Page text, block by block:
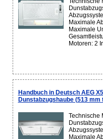
Maximale
Maximale
Motoren: 2
Handbuch in Deutsch AEG
Dunstabzugshaube (513 mm
Technische
Maximale